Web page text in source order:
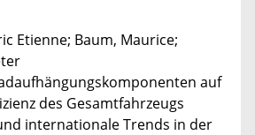
Etienne; Baum, Maurice;
auf
des Gesamtfahrzeugs
internationale Trends in der